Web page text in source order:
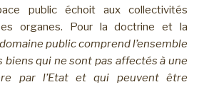
public échoit aux collectivités
organes. Pour la doctrine et la
public comprend l’ensemble
biens qui ne sont pas affectés à une
par l’Etat et qui peuvent être